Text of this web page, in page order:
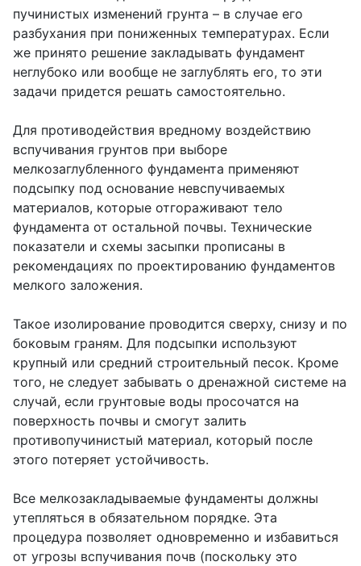
пучинистых изменений грунта – в случае его
разбухания при пониженных температурах. Если
же принято решение закладывать фундамент
неглубоко или вообще не заглублять его, то эти
задачи придется решать самостоятельно.
Для противодействия вредному воздействию
вспучивания грунтов при выборе
мелкозаглубленного фундамента применяют
подсыпку под основание невспучиваемых
материалов, которые отгораживают тело
фундамента от остальной почвы. Технические
показатели и схемы засыпки прописаны в
рекомендациях по проектированию фундаментов
мелкого заложения.
Такое изолирование проводится сверху, снизу и по
боковым граням. Для подсыпки используют
крупный или средний строительный песок. Кроме
того, не следует забывать о дренажной системе на
случай, если грунтовые воды просочатся на
поверхность почвы и смогут залить
противопучинистый материал, который после
этого потеряет устойчивость.
Все мелкозакладываемые фундаменты должны
утепляться в обязательном порядке. Эта
процедура позволяет одновременно и избавиться
от угрозы вспучивания почв (поскольку это